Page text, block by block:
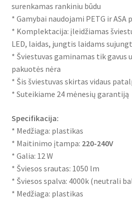
surenkamas rankiniu būdu
* Gamybai naudojami PETG ir ASA
* Komplektacija: įleidžiamas
LED, laidas, jungtis laidams
* Šviestuvas gaminamas tik gavus
pakuotės nėra
* Šis šviestuvas skirtas vidaus
* Suteikiame 24 mėnesių garantiją
Specifikacija:
* Medžiaga: plastikas
* Maitinimo įtampa: 220-240V
* Galia: 12 W
* Šviesos srautas: 1050 lm
* Šviesos spalva: 4000k (neutrali
* Medžiaga: plastikas